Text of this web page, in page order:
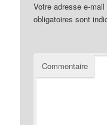
Votre adresse e-
obligatoires sont
Commentaire